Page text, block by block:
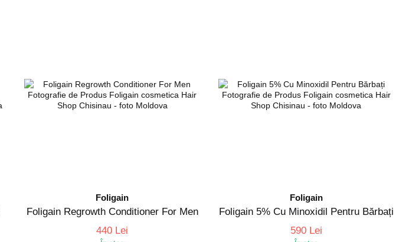
Foligain
Fоligain Regrowth Conditioner For Men
440 Lei
Foligain
Foligain 5% Cu Minoxidil Pentru Bărbați
590 Lei